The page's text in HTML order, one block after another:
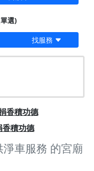
選)
找服務
香積功德
車服務 的宮廟